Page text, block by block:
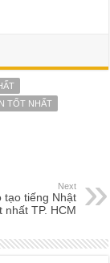
TỐT NHẤT
Next
tạo tiếng Nhật
nhất TP. HCM